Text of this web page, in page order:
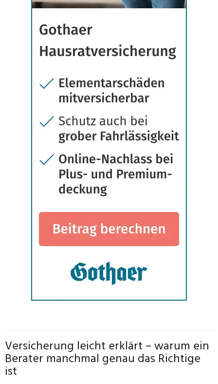
Versicherung leicht erklärt – warum ein
Berater manchmal genau das Richtige
ist